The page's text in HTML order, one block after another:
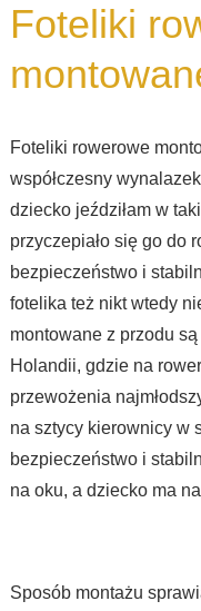
Foteliki
Foteliki rowerowe
współczesny
dziecko jeździłam w
przyczepiało się go do
bezpieczeństwo i
fotelika też nikt wtedy
montowane z przodu
Holandii, gdzie na
przewożenia
na sztycy kierownicy w
bezpieczeństwo i
na oku, a dziecko ma
Sposób montażu